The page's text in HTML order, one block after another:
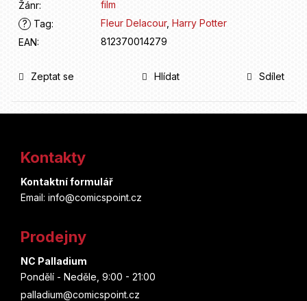
Žánr:
film
?
Tag: Fleur Delacour, Harry Potter
EAN: 812370014279
Zeptat se Hlídat Sdílet
Kontakty
Kontaktní formulář
Email: info@comicspoint.cz
Prodejny
NC Palladium
Pondělí - Neděle, 9:00 - 21:00
palladium@comicspoint.cz